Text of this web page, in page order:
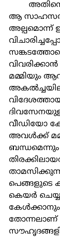
ആ
അല്പമൊന്ന്
മമ്മിയും
ദിവസേനയുളള
വീഡിയോ
അവള്‍ക്ക്
ബന്ധമെന്നും
പെങ്ങളുടെ
കെയര്‍
തോന്നലാണ്